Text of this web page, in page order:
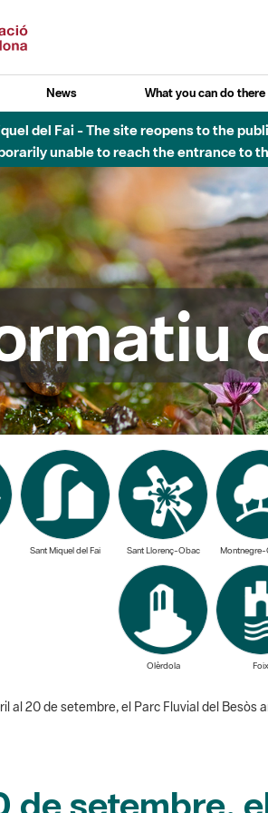
News What you can do there
Besòs - Activació de la Fase
Tancats els accessos
Sant Miquel del Fai Sant Llorenç-Obac
Olèrdola Foix
al 20 de setembre, el Parc Fluvial del Besòs